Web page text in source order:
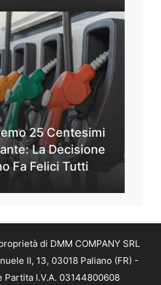
25 Centesimi
La Decisione
Fa Felici Tutti
di DMM COMPANY SRL
II, 13, 03018 Paliano (FR) -
Partita I.V.A. 03144800608